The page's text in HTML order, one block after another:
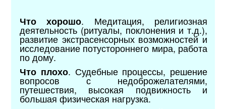
Что хорошо. Медитация, религиозная
деятельность (ритуалы, поклонения и т.д.),
развитие экстрасенсорных возможностей и
исследование потустороннего мира, работа
по дому.
Что плохо. Судебные процессы, решение
вопросов с недоброжелателями,
путешествия, высокая подвижность и
большая физическая нагрузка.